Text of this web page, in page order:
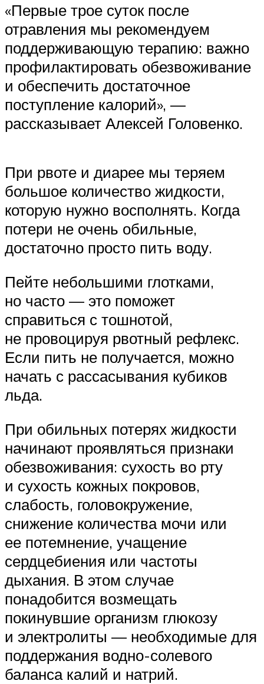
«Первые трое суток после
отравления мы рекомендуем
поддерживающую терапию: важно
профилактировать обезвоживание
и обеспечить достаточное
поступление калорий», —
рассказывает Алексей Головенко.
При рвоте и диарее мы теряем
большое количество жидкости,
которую нужно восполнять. Когда
потери не очень обильные,
достаточно просто пить воду.
Пейте небольшими глотками,
но часто — это поможет
справиться с тошнотой,
не провоцируя рвотный рефлекс.
Если пить не получается, можно
начать с рассасывания кубиков
льда.
При обильных потерях жидкости
начинают проявляться признаки
обезвоживания: сухость во рту
и сухость кожных покровов,
слабость, головокружение,
снижение количества мочи или
ее потемнение, учащение
сердцебиения или частоты
дыхания. В этом случае
понадобится возмещать
покинувшие организм глюкозу
и электролиты — необходимые для
поддержания водно-солевого
баланса калий и натрий.